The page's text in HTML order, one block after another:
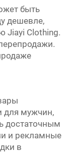
быть
дешевле,
Jiayi Clothing.
для мужчин,
достаточным
и рекламные
в